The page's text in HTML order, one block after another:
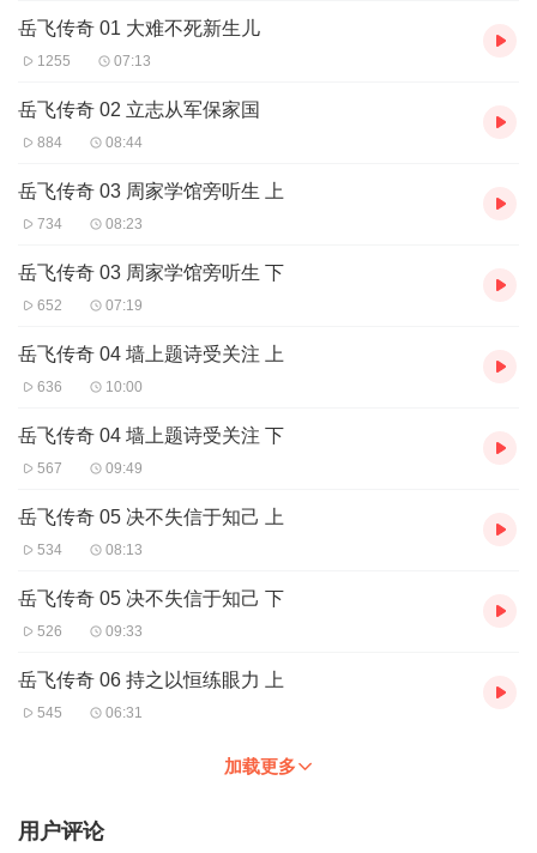
岳飞传奇 01 大难不死新生儿
1255 07:13
岳飞传奇 02 立志从军保家国
884 08:44
岳飞传奇 03 周家学馆旁听生 上
734 08:23
岳飞传奇 03 周家学馆旁听生 下
652 07:19
岳飞传奇 04 墙上题诗受关注 上
636 10:00
岳飞传奇 04 墙上题诗受关注 下
567 09:49
岳飞传奇 05 决不失信于知己 上
534 08:13
岳飞传奇 05 决不失信于知己 下
526 09:33
岳飞传奇 06 持之以恒练眼力 上
545 06:31
加载更多
用户评论